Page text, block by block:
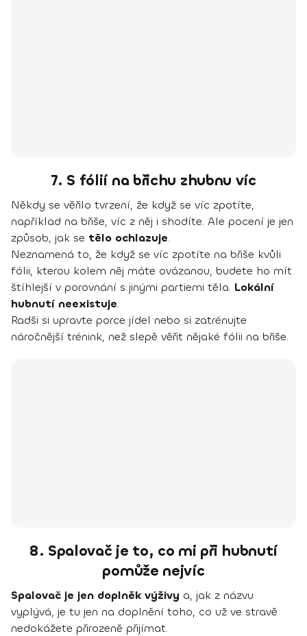
7. S fólií na břichu zhubnu víc
Někdy se věřilo tvrzení, že když se víc zpotíte,
například na břiše, víc z něj i shodíte. Ale pocení je jen
způsob, jak se tělo ochlazuje.
Neznamená to, že když se víc zpotíte na břiše kvůli
fólii, kterou kolem něj máte ovázanou, budete ho mít
štíhlejší v porovnání s jinými partiemi těla. Lokální
hubnutí neexistuje.
Radši si upravte porce jídel nebo si zatrénujte
náročnější trénink, než slepě věřit nějaké fólii na břiše.
8. Spalovač je to, co mi při hubnutí
pomůže nejvíc
Spalovač je jen doplněk výživy a, jak z názvu
vyplývá, je tu jen na doplnění toho, co už ve stravě
nedokážete přirozeně přijímat.